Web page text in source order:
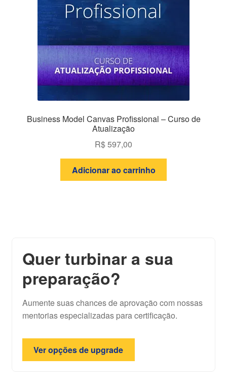
Business Model Canvas Profissional – Curso de
Atualização
R$597,00
Adicionar ao carrinho
Quer turbinar a sua
preparação?
Aumente suas chances de aprovação com nossas
mentorias especializadas para certificação.
Ver opções de upgrade